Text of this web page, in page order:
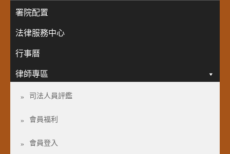
署院配置
法律服務中心
行事曆
律師專區
司法人員評鑑
會員福利
會員登入